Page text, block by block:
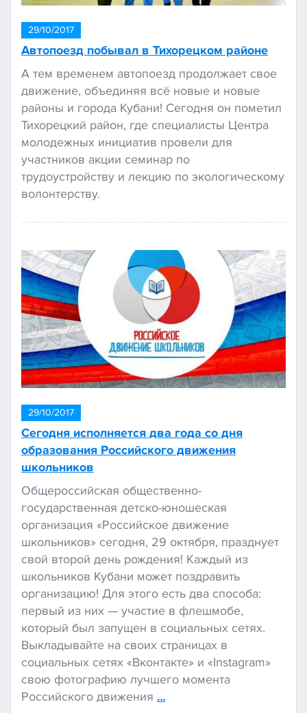
29/10/2017
Автопоезд побывал в Тихорецком районе
А тем временем автопоезд продолжает свое
движение, объединяя всё новые и новые
районы и города Кубани! Сегодня он пометил
Тихорецкий район, где специалисты Центра
молодежных инициатив провели для
участников акции семинар по
трудоустройству и лекцию по экологическому
волонтерству.
29/10/2017
Сегодня исполняется два года со дня
образования Российского движения
школьников
Общероссийская общественно-
государственная детско-юношеская
организация «Российское движение
школьников» сегодня, 29 октября, празднует
свой второй день рождения! Каждый из
школьников Кубани может поздравить
организацию! Для этого есть два способа:
первый из них — участие в флешмобе,
который был запущен в социальных сетях.
Выкладывайте на своих страницах в
социальных сетях «Вконтакте» и «Instagram»
свою фотографию лучшего момента
Российского движения …